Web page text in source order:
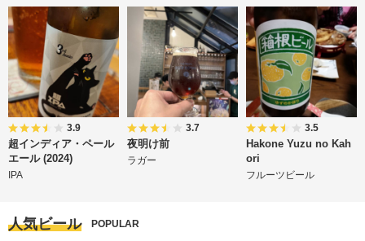
3.9
超インディア・ペール
エール (2024)
IPA
3.7
夜明け前
ラガー
3.5
Hakone Yuzu no Kah
ori
フルーツビール
人気ビール POPULAR